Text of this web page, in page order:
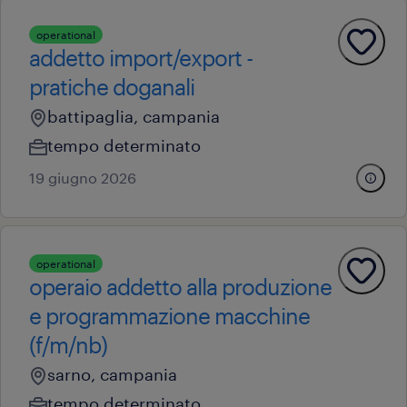
operational
addetto import/export -
pratiche doganali
battipaglia, campania
tempo determinato
19 giugno 2026
operational
operaio addetto alla produzione
e programmazione macchine
(f/m/nb)
sarno, campania